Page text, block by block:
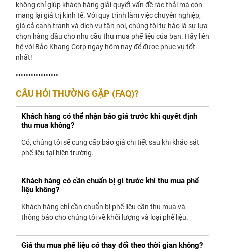
không chỉ giúp khách hàng giải quyết vấn đề rác thải mà còn
mang lại giá trị kinh tế. Với quy trình làm việc chuyên nghiệp,
giá cả cạnh tranh và dịch vụ tận nơi, chúng tôi tự hào là sự lựa
chọn hàng đầu cho nhu cầu thu mua phế liệu của bạn. Hãy liên
hệ với Bảo Khang Corp ngay hôm nay để được phục vụ tốt
nhất!
•••••••••••••••••
CÂU HỎI THƯỜNG GẶP (FAQ)?
Khách hàng có thể nhận báo giá trước khi quyết định
thu mua không?
Có, chúng tôi sẽ cung cấp báo giá chi tiết sau khi khảo sát
phế liệu tại hiện trường.
Khách hàng có cần chuẩn bị gì trước khi thu mua phế
liệu không?
Khách hàng chỉ cần chuẩn bị phế liệu cần thu mua và
thông báo cho chúng tôi về khối lượng và loại phế liệu.
Giá thu mua phế liệu có thay đổi theo thời gian không?